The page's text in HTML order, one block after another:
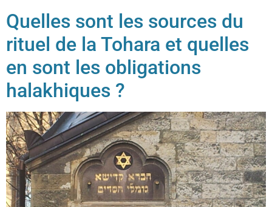
Quelles sont les sources du
rituel de la Tohara et quelles
en sont les obligations
halakhiques ?